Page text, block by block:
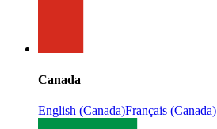
Canada
English (Canada)Français (Canada)